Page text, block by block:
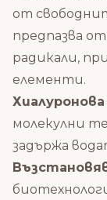
от
предпазва
радикали,
елементи.
молекулни
задържа